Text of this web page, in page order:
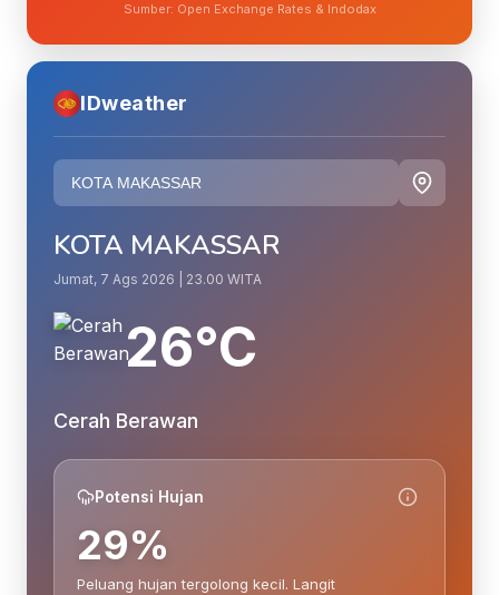
Sumber: Open Exchange Rates & Indodax
IDweather
KOTA MAKASSAR
Jumat, 7 Ags 2026 | 23.00 WITA
26°C
Cerah Berawan
Potensi Hujan
29%
Peluang hujan tergolong kecil. Langit